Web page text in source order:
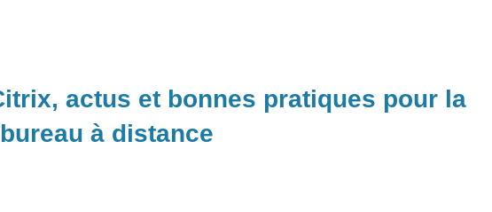
actus et bonnes pratiques pour la
à distance